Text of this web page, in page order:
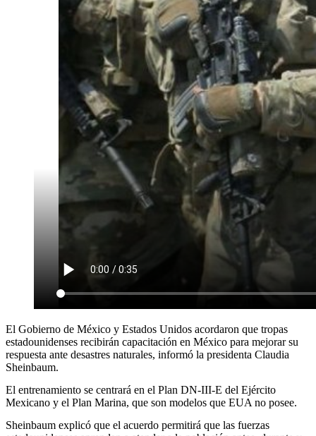
El Gobierno de México y Estados Unidos acordaron que tropas
estadounidenses recibirán capacitación en México para mejorar su
respuesta ante desastres naturales, informó la presidenta Claudia
Sheinbaum.
El entrenamiento se centrará en el Plan DN-III-E del Ejército
Mexicano y el Plan Marina, que son modelos que EUA no posee.
Sheinbaum explicó que el acuerdo permitirá que las fuerzas